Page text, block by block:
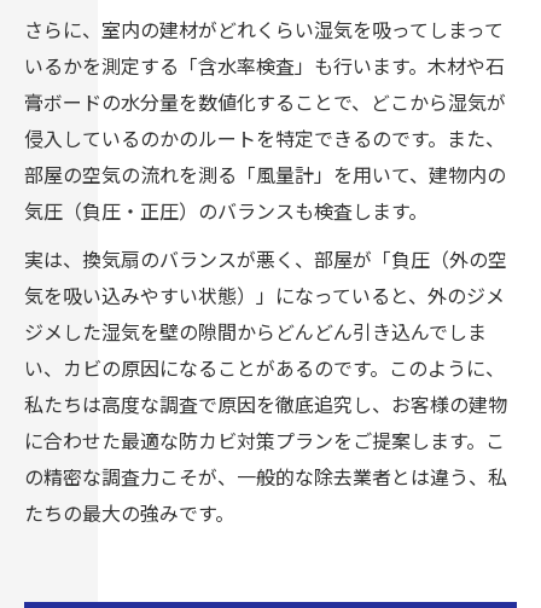
さらに、室内の建材がどれくらい湿気を吸ってしまって
いるかを測定する「含水率検査」も行います。木材や石
膏ボードの水分量を数値化することで、どこから湿気が
侵入しているのかのルートを特定できるのです。また、
部屋の空気の流れを測る「風量計」を用いて、建物内の
気圧（負圧・正圧）のバランスも検査します。
実は、換気扇のバランスが悪く、部屋が「負圧（外の空
気を吸い込みやすい状態）」になっていると、外のジメ
ジメした湿気を壁の隙間からどんどん引き込んでしま
い、カビの原因になることがあるのです。このように、
私たちは高度な調査で原因を徹底追究し、お客様の建物
に合わせた最適な防カビ対策プランをご提案します。こ
の精密な調査力こそが、一般的な除去業者とは違う、私
たちの最大の強みです。